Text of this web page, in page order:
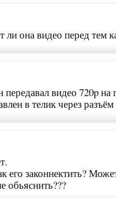
ли она видео перед тем
видео 720p на
в телик через
законнектить?
обьяснить???